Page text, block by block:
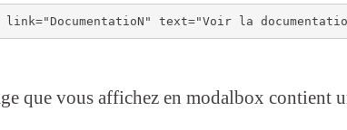
que vous affichez en modalbox contient